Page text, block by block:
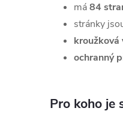
má84
stránky
kroužková
ochranný
Pro koho je